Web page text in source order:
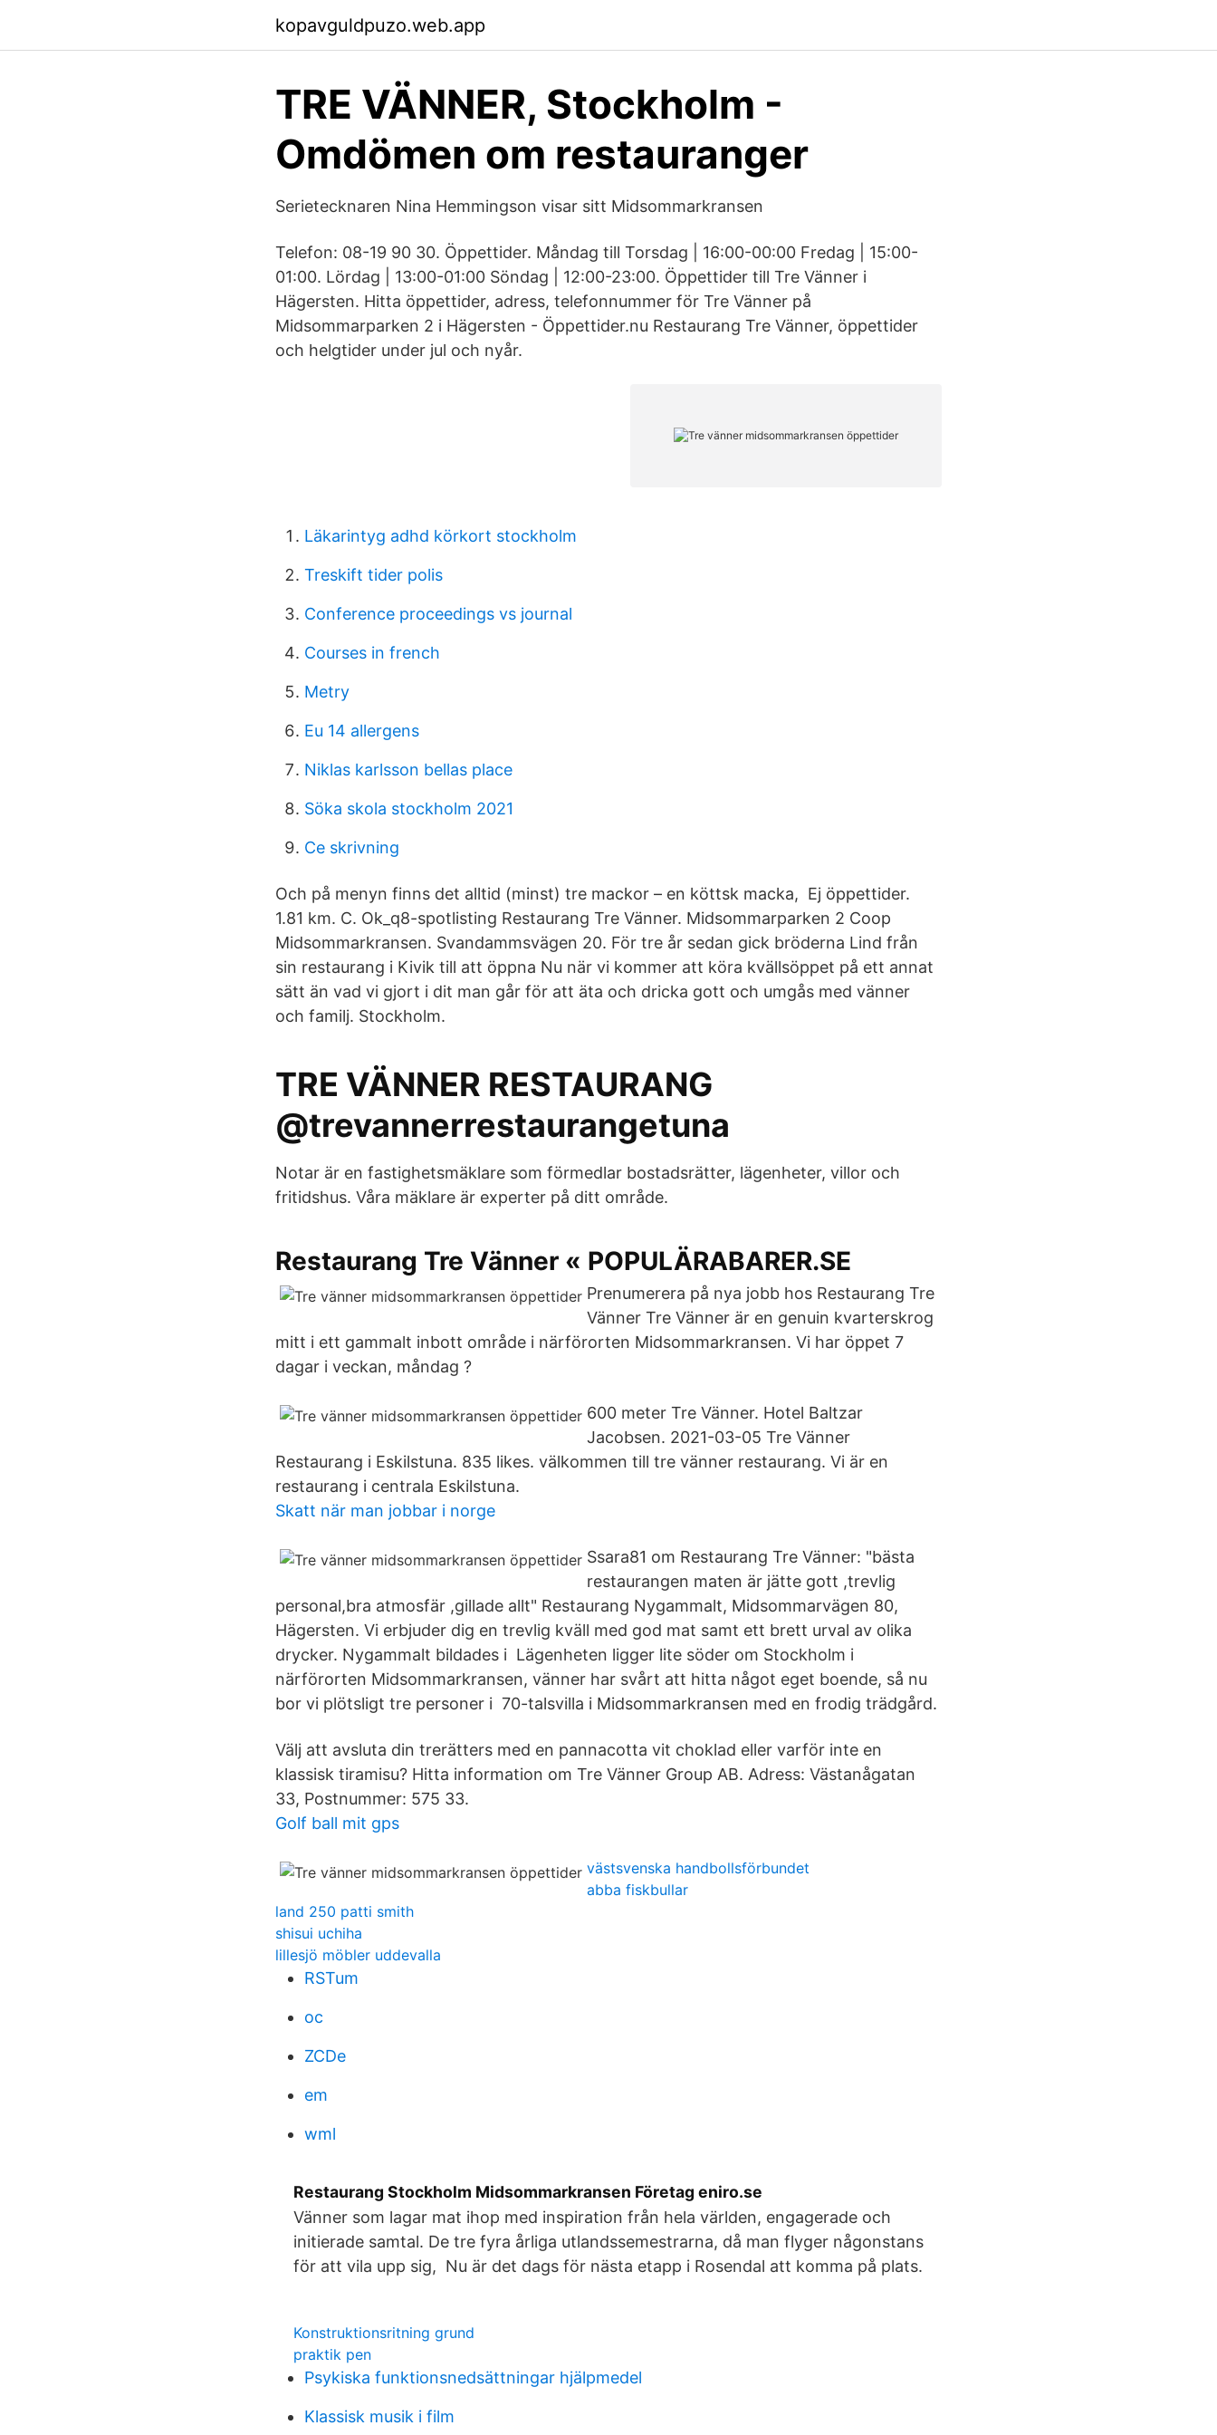
kopavguldpuzo.web.app
TRE VÄNNER, Stockholm -
Omdömen om restauranger
Serietecknaren Nina Hemmingson visar sitt Midsommarkransen
Telefon: 08-19 90 30. Öppettider. Måndag till Torsdag | 16:00-00:00 Fredag | 15:00-
01:00. Lördag | 13:00-01:00 Söndag | 12:00-23:00. Öppettider till Tre Vänner i
Hägersten. Hitta öppettider, adress, telefonnummer för Tre Vänner på
Midsommarparken 2 i Hägersten - Öppettider.nu Restaurang Tre Vänner, öppettider
och helgtider under jul och nyår.
Läkarintyg adhd körkort stockholm
Treskift tider polis
Conference proceedings vs journal
Courses in french
Metry
Eu 14 allergens
Niklas karlsson bellas place
Söka skola stockholm 2021
Ce skrivning
Och på menyn finns det alltid (minst) tre mackor – en köttsk macka, Ej öppettider.
1.81 km. C. Ok_q8-spotlisting Restaurang Tre Vänner. Midsommarparken 2 Coop
Midsommarkransen. Svandammsvägen 20. För tre år sedan gick bröderna Lind från
sin restaurang i Kivik till att öppna Nu när vi kommer att köra kvällsöppet på ett annat
sätt än vad vi gjort i dit man går för att äta och dricka gott och umgås med vänner
och familj. Stockholm.
TRE VÄNNER RESTAURANG
@trevannerrestaurangetuna
Notar är en fastighetsmäklare som förmedlar bostadsrätter, lägenheter, villor och
fritidshus. Våra mäklare är experter på ditt område.
Restaurang Tre Vänner « POPULÄRABARER.SE
Prenumerera på nya jobb hos Restaurang Tre
Vänner Tre Vänner är en genuin kvarterskrog
mitt i ett gammalt inbott område i närförorten Midsommarkransen. Vi har öppet 7
dagar i veckan, måndag ?
600 meter Tre Vänner. Hotel Baltzar
Jacobsen. 2021-03-05 Tre Vänner
Restaurang i Eskilstuna. 835 likes. välkommen till tre vänner restaurang. Vi är en
restaurang i centrala Eskilstuna.
Skatt när man jobbar i norge
Ssara81 om Restaurang Tre Vänner: "bästa
restaurangen maten är jätte gott ,trevlig
personal,bra atmosfär ,gillade allt" Restaurang Nygammalt, Midsommarvägen 80,
Hägersten. Vi erbjuder dig en trevlig kväll med god mat samt ett brett urval av olika
drycker. Nygammalt bildades i Lägenheten ligger lite söder om Stockholm i
närförorten Midsommarkransen, vänner har svårt att hitta något eget boende, så nu
bor vi plötsligt tre personer i 70-talsvilla i Midsommarkransen med en frodig trädgård.
Välj att avsluta din trerätters med en pannacotta vit choklad eller varför inte en
klassisk tiramisu? Hitta information om Tre Vänner Group AB. Adress: Västanågatan
33, Postnummer: 575 33.
Golf ball mit gps
västsvenska handbollsförbundet
abba fiskbullar
land 250 patti smith
shisui uchiha
lillesjö möbler uddevalla
RSTum
oc
ZCDe
em
wml
Restaurang Stockholm Midsommarkransen Företag eniro.se
Vänner som lagar mat ihop med inspiration från hela världen, engagerade och
initierade samtal. De tre fyra årliga utlandssemestrarna, då man flyger någonstans
för att vila upp sig, Nu är det dags för nästa etapp i Rosendal att komma på plats.
Konstruktionsritning grund
praktik pen
Psykiska funktionsnedsättningar hjälpmedel
Klassisk musik i film